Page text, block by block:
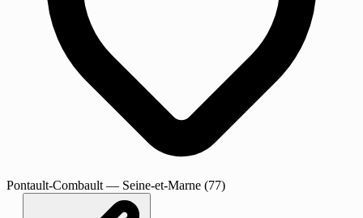
Pontault-Combault — Seine-et-Marne (77)